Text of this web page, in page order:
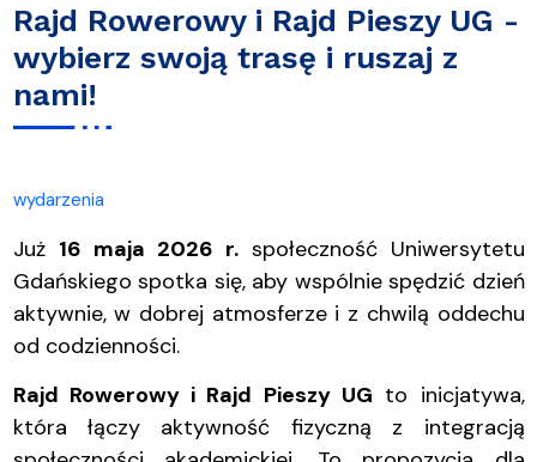
Rajd Rowerowy i Rajd Pieszy UG -
wybierz swoją trasę i ruszaj z
nami!
wydarzenia
Już 16 maja 2026 r.społeczność Uniwersytetu
Gdańskiego spotka się, aby wspólnie spędzić dzień
aktywnie, w dobrej atmosferze i z chwilą oddechu
od codzienności.
Rajd Rowerowy i Rajd Pieszy UG to inicjatywa,
która łączy aktywność fizyczną z integracją